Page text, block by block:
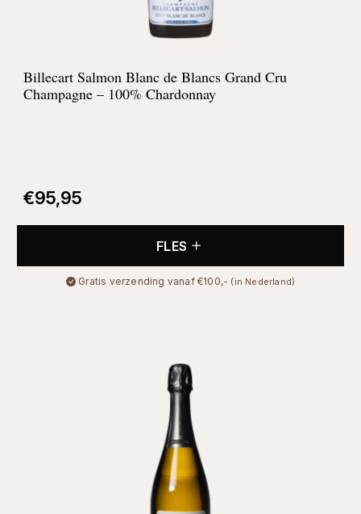
Billecart Salmon Blanc de Blancs Grand Cru
Champagne – 100% Chardonnay
€95,95
FLES
Gratis verzending vanaf €100,- (in Nederland)